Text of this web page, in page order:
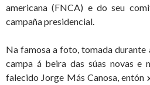
americana (FNCA) e do seu
campaña presidencial.
Na famosa a foto, tomada durante
campa á beira das súas novas e
falecido Jorge Más Canosa, entón